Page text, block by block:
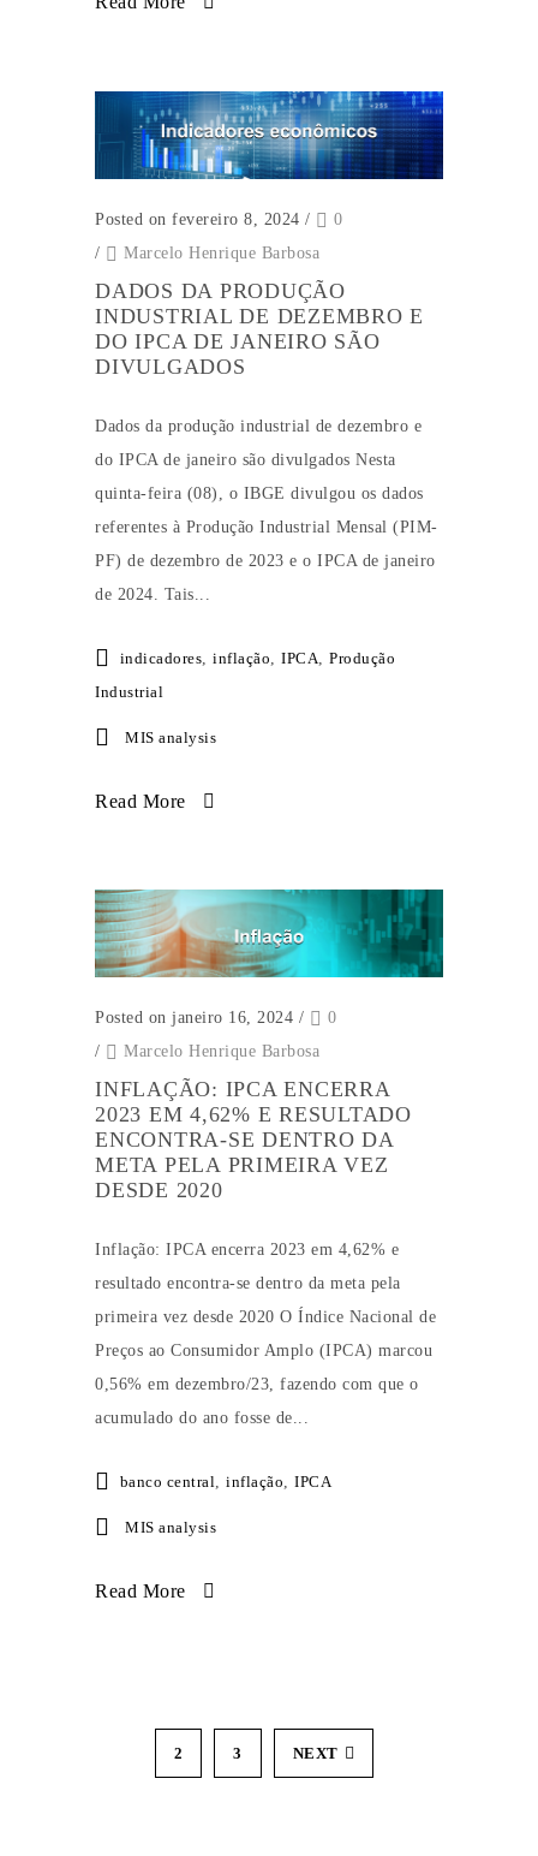
Posted on fevereiro 8, 2024 /
0
/
Marcelo Henrique Barbosa
DADOS DA PRODUÇÃO
INDUSTRIAL DE DEZEMBRO E
DO IPCA DE JANEIRO SÃO
DIVULGADOS
Dados da produção industrial de dezembro e
do IPCA de janeiro são divulgados Nesta
quinta-feira (08), o IBGE divulgou os dados
referentes à Produção Industrial Mensal (PIM-
PF) de dezembro de 2023 e o IPCA de janeiro
de 2024. Tais...
indicadores inflação IPCA
Produção
Industrial
MIS analysis
Read More
Posted on janeiro 16, 2024 /
0
/
Marcelo Henrique Barbosa
INFLAÇÃO: IPCA ENCERRA
2023 EM 4,62% E RESULTADO
ENCONTRA-SE DENTRO DA
META PELA PRIMEIRA VEZ
DESDE 2020
Inflação: IPCA encerra 2023 em 4,62% e
resultado encontra-se dentro da meta pela
primeira vez desde 2020 O Índice Nacional de
Preços ao Consumidor Amplo (IPCA) marcou
0,56% em dezembro/23, fazendo com que o
acumulado do ano fosse de...
banco central inflação IPCA
MIS analysis
Read More
2 3 NEXT